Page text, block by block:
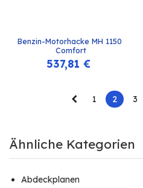
Benzin-Motorhacke MH 1150
Comfort
537,81 €
1 2 3
Ähnliche Kategorien
Abdeckplanen